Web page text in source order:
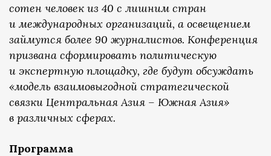
сотен человек из 40 с лишним стран
и международных организаций, а освещением
займутся более 90 журналистов. Конференция
призвана сформировать политическую
и экспертную площадку, где будут обсуждать
«модель взаимовыгодной стратегической
связки Центральная Азия – Южная Азия»
в различных сферах.
Программа